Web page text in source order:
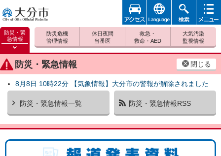
大分市
防災・緊
急情報
防災緊
急情報
を開く
防災・緊急情報 閉じる
8月8日 10時22分 【気象情報】大分市の警報が解除されました
防災・緊急情報一覧 防災・緊急情報RSS
防災危機
管理情報
休日夜間
当番医
救急・
救命・AED
大気汚染
監視情報
アクセ
ス
foreign 検索
メニュ
報道発表資料